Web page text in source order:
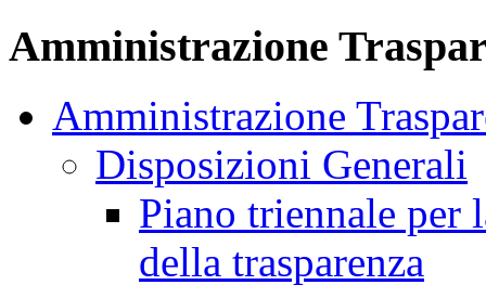
Amministrazione
Amministrazione
Disposizioni Generali
Piano triennale per
della trasparenza